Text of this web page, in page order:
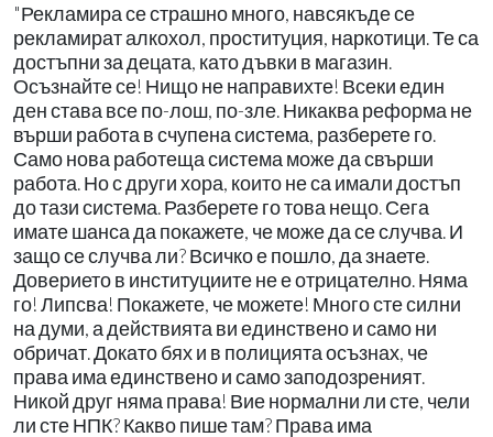
"Рекламира се страшно много, навсякъде се
рекламират алкохол, проституция, наркотици. Те са
достъпни за децата, като дъвки в магазин.
Осъзнайте се! Нищо не направихте! Всеки един
ден става все по-лош, по-зле. Никаква реформа не
върши работа в счупена система, разберете го.
Само нова работеща система може да свърши
работа. Но с други хора, които не са имали достъп
до тази система. Разберете го това нещо. Сега
имате шанса да покажете, че може да се случва. И
защо се случва ли? Всичко е пошло, да знаете.
Доверието в институциите не е отрицателно. Няма
го! Липсва! Покажете, че можете! Много сте силни
на думи, а действията ви единствено и само ни
обричат. Докато бях и в полицията осъзнах, че
права има единствено и само заподозреният.
Никой друг няма права! Вие нормални ли сте, чели
ли сте НПК? Какво пише там? Права има